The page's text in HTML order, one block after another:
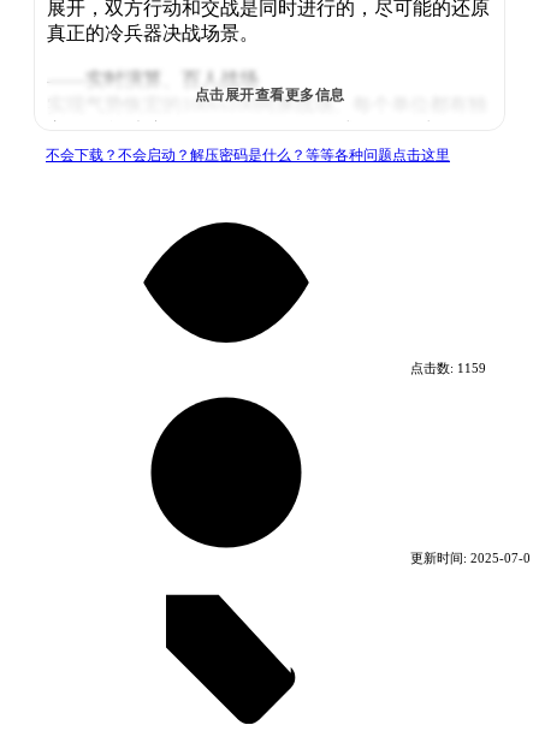
展开，双方行动和交战是同时进行的，尽可能的还原
真正的冷兵器决战场景。
——实时演算、百人战场
实现气势恢宏的100vs100同屏战场。每个单位都有独
性格。刚愎自用的袁绍、固守自封的刘表，各具特
——尊重历史、拒绝魔改
没有飞天遁地，没有牛鬼蛇神，没有充钱变强。游戏
系统需求
操作系统 *: Windows 7
存储空间: 需要 500 MB 可用空间
点击展开查看更多信息
不会下载？不会启动？解压密码是什么？等等各种问题点击这里
点击数: 1159
更新时间: 2025-07-01